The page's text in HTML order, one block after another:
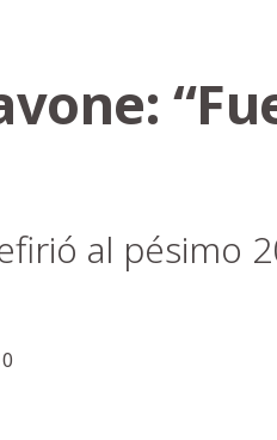
al pésimo